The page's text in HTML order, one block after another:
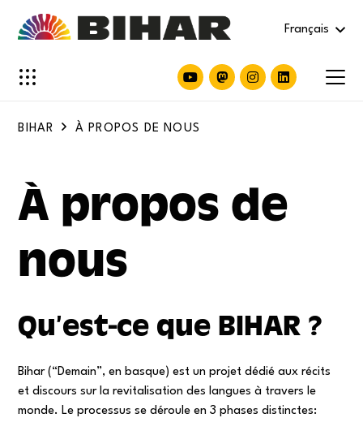
Français
BIHAR À PROPOS DE NOUS
À propos de
nous
Qu’est-ce que BIHAR ?
Bihar (“Demain”, en basque) est un projet dédié aux récits
et discours sur la revitalisation des langues à travers le
monde. Le processus se déroule en 3 phases distinctes: